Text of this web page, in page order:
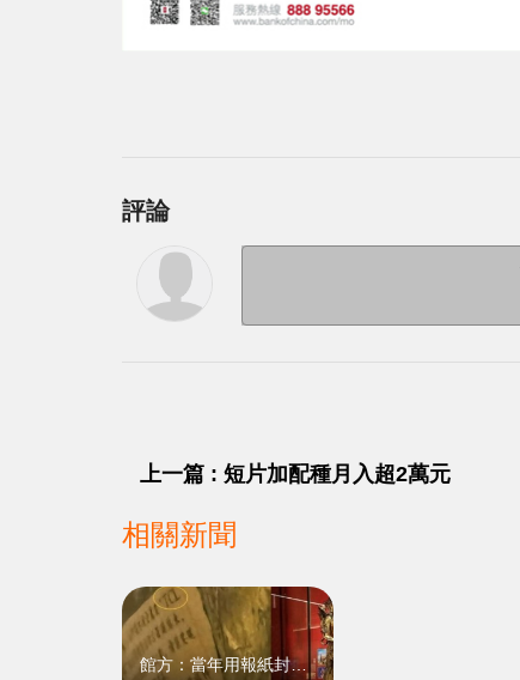
評論
上一篇 : 短片加配種月入超2萬元
相關新聞
館方：當年用報紙封底保存